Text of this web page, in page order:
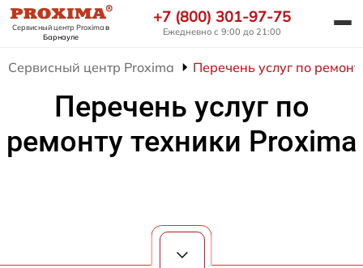
Сервисный центр Proximaв
Барнауле
+7 (800) 301-97-75
Ежедневно с 9:00 до 21:00
Сервисный центр Proxima Перечень услуг по
Перечень услуг по
ремонту техники Proxima